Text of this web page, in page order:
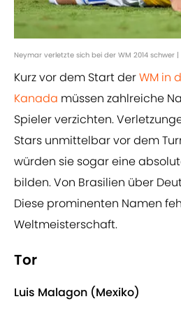
Neymar verletzte sich bei der WM 2014 schwer
Kurz vor dem Start derWM in
Kanada müssen zahlreiche
Spieler verzichten.
Stars unmittelbar vor dem
würden sie sogar eine
bilden. Von Brasilien über
Diese prominenten Namen
Weltmeisterschaft.
Tor
Luis Malagon (Mexiko)